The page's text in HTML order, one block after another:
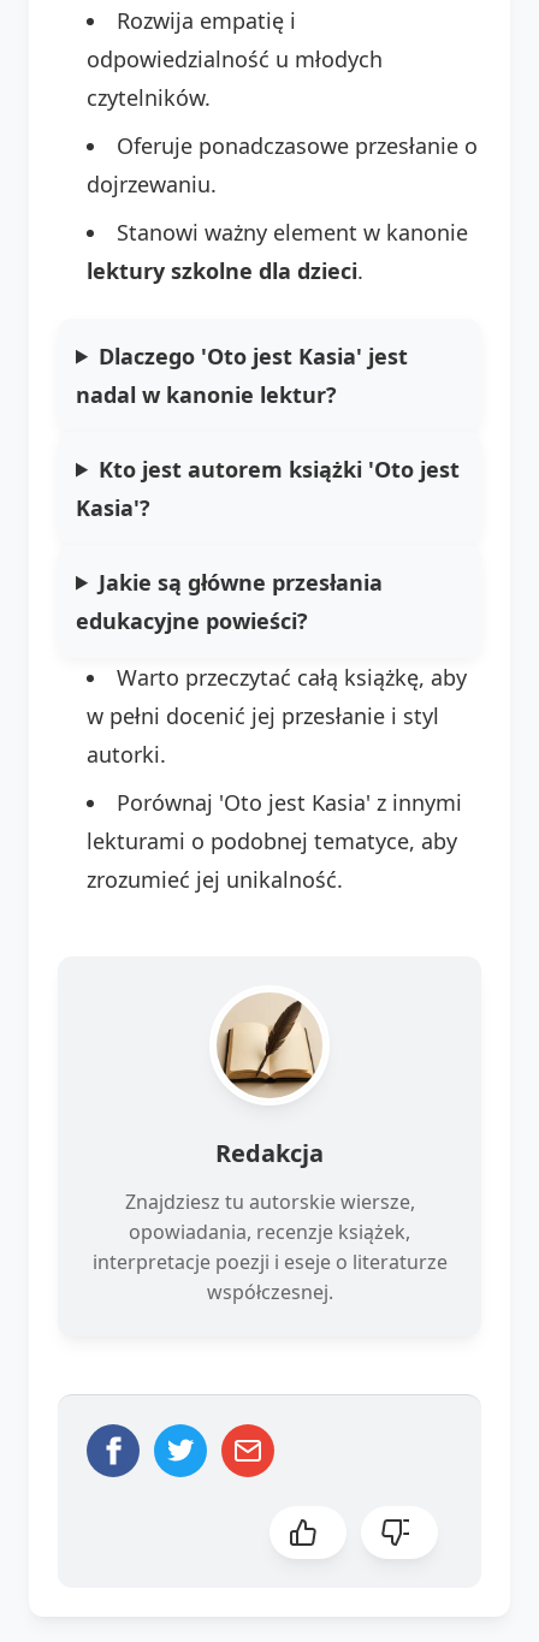
Rozwija empatię i
odpowiedzialność u młodych
czytelników.
Oferuje ponadczasowe przesłanie o
dojrzewaniu.
Stanowi ważny element w kanonie
lektury szkolne dla dzieci.
Dlaczego 'Oto jest Kasia' jest
nadal w kanonie lektur?
Kto jest autorem książki 'Oto jest
Kasia'?
Jakie są główne przesłania
edukacyjne powieści?
Warto przeczytać całą książkę, aby
w pełni docenić jej przesłanie i styl
autorki.
Porównaj 'Oto jest Kasia' z innymi
lekturami o podobnej tematyce, aby
zrozumieć jej unikalność.
Redakcja
Znajdziesz tu autorskie wiersze,
opowiadania, recenzje książek,
interpretacje poezji i eseje o literaturze
współczesnej.